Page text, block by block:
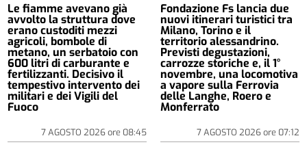
Le fiamme avevano già
avvolto la struttura dove
erano custoditi mezzi
agricoli, bombole di
metano, un serbatoio con
600 litri di carburante e
fertilizzanti. Decisivo il
tempestivo intervento dei
militari e dei Vigili del
Fuoco
7 AGOSTO 2026ore 08:45
Fondazione Fs lancia due
nuovi itinerari turistici tra
Milano, Torino e il
territorio alessandrino.
Previsti degustazioni,
carrozze storiche e, il 1°
novembre, una locomotiva
a vapore sulla Ferrovia
delle Langhe, Roero e
Monferrato
7 AGOSTO 2026ore 07:12